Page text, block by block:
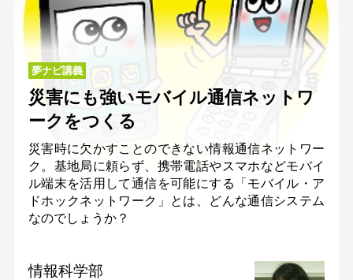
夢ナビ講義
災害にも強いモバイル通信ネットワ
ークをつくる
災害時に欠かすことのできない情報通信ネットワー
ク。基地局に頼らず、携帯電話やスマホなどモバイ
ル端末を活用して通信を可能にする「モバイル・ア
ドホックネットワーク」とは、どんな通信システム
なのでしょうか？
情報科学部